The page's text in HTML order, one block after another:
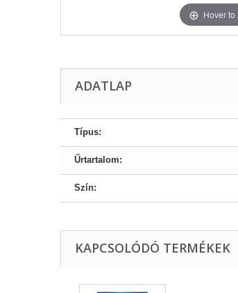
Hover to
ADATLAP
Típus:
Űrtartalom:
Szín:
KAPCSOLÓDÓ TERMÉKEK